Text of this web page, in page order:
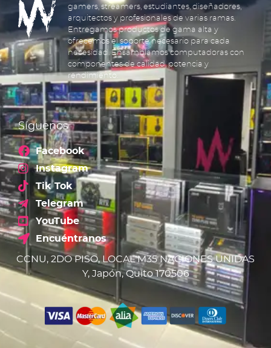
gamers, streamers, estudiantes, diseñadores,
arquitectos y profesionales de varias ramas.
Entregamos productos de gama alta y
ofrecemos el soporte necesario para cada
necesidad. Ensamblamos computadoras con
componentes de calidad, potencia y
rendimiento.
Síguenos
Facebook
Instagram
Tik Tok
Telegram
YouTube
Encuéntranos
CCNU, 2DO PISO, LOCAL M35 NACIONES UNIDAS
Y, Japón, Quito 170506